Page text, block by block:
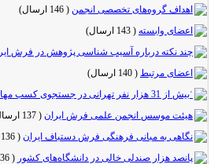
اهداف گروه‌های تخصصی انجمن(146 ارسال
)
اعضای وابسته(143 ارسال
)
چند نکته درباره آسیب شناسی پژوهش در فرش ایران
اعضای مرتبط(140 ارسال
)
ˈبیش از 31 هزار نفر تهرانی در جستجوی کسب مهارت فرشبافی هستند
هیئت موسس انجمن علمی فرش ایران (137 ارسال
)
نگاهی به مبانی فرهنگی فرش دستباف ایران (136 ارسال
پانصد هزار صندلی خالی در دانشگاه‌های کشور(136 ارسال